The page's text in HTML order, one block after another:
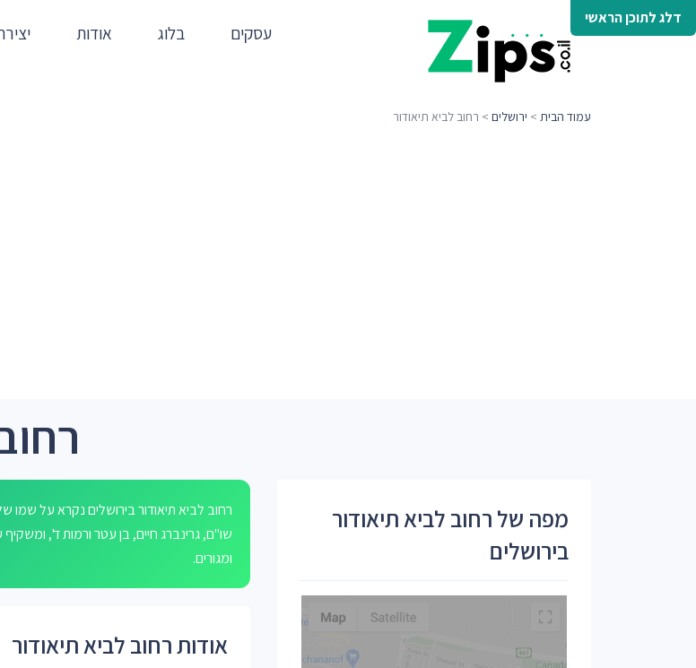
דלג לתוכן הראשי
עסקים בלוג אודות
עמוד הבית > ירושלים > רחוב לביא תיאודור
רחוב לביא תיאודור בירושלים נקרא על
ומגורים.
אודות רחוב לביא תיאודור
מפה של רחוב לביא תיאודור
בירושלים